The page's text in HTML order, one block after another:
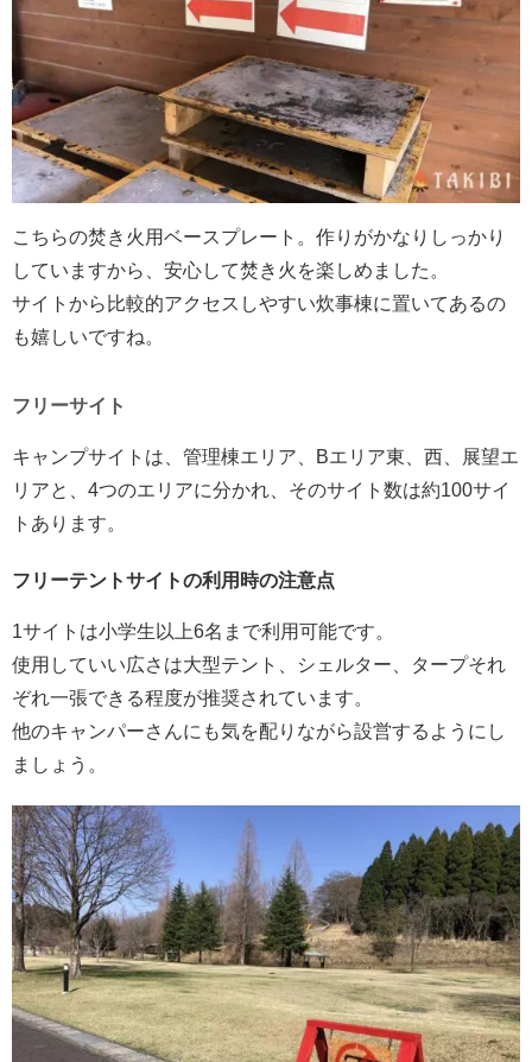
こちらの焚き火用ベースプレート。作りがかなりしっかり
していますから、安心して焚き火を楽しめました。
サイトから比較的アクセスしやすい炊事棟に置いてあるの
も嬉しいですね。
フリーサイト
キャンプサイトは、管理棟エリア、Bエリア東、西、展望エ
リアと、4つのエリアに分かれ、そのサイト数は約100サイ
トあります。
フリーテントサイトの利用時の注意点
1サイトは小学生以上6名まで利用可能です。
使用していい広さは大型テント、シェルター、タープそれ
ぞれ一張できる程度が推奨されています。
他のキャンパーさんにも気を配りながら設営するようにし
ましょう。